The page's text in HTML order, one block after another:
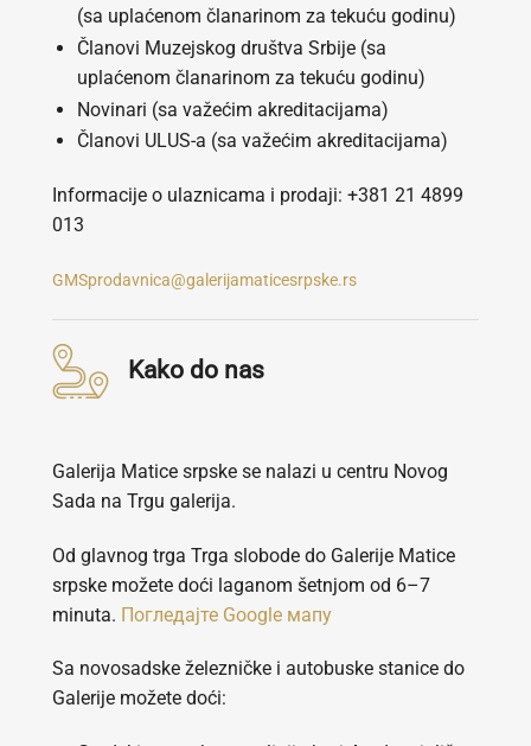
(sa uplaćenom članarinom za tekuću godinu)
Članovi Muzejskog društva Srbije (sa
uplaćenom članarinom za tekuću godinu)
Novinari (sa važećim akreditacijama)
Članovi ULUS-a (sa važećim akreditacijama)
Informacije o ulaznicama i prodaji: +381 21 4899
013
GMSprodavnica@galerijamaticesrpske.rs
Kako do nas
Galerija Matice srpske se nalazi u centru Novog
Sada na Trgu galerija.
Od glavnog trga Trga slobode do Galerije Matice
srpske možete doći laganom šetnjom od 6–7
minuta. Погледајте Google мапу
Sa novosadske železničke i autobuske stanice do
Galerije možete doći: